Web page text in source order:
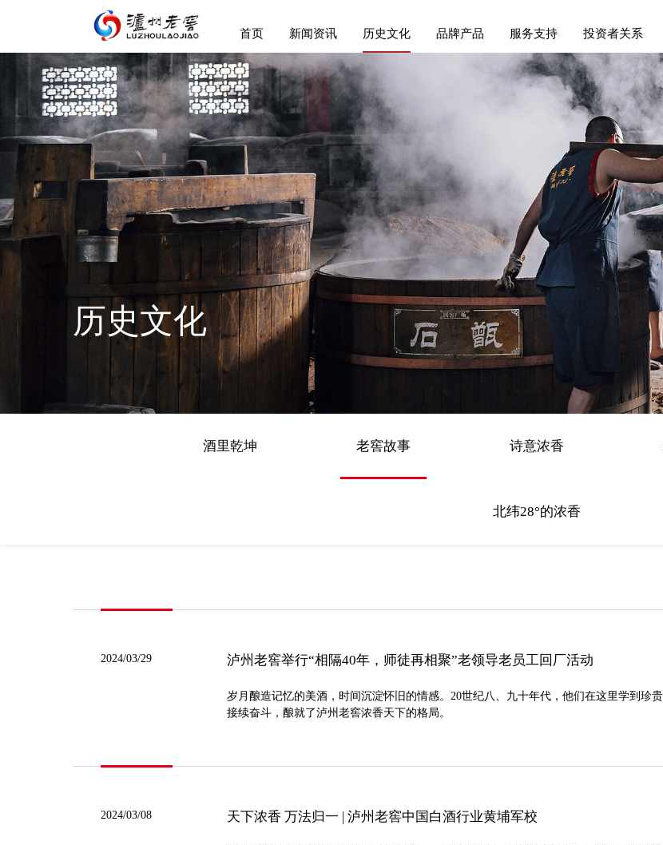
首页 新闻资讯 历史文化 品牌产品 服务支持 投资者关系
历史文化
酒里乾坤 老窖故事 诗意浓香
北纬28°的浓香
2024/03/29 泸州老窖举行“相隔40年，师徒再相聚”老领导老员工回厂活动
岁月酿造记忆的美酒，时间沉淀怀旧的情感。20世纪八、九十年代，他们在这里学到珍
接续奋斗，酿就了泸州老窖浓香天下的格局。
2024/03/08 天下浓香 万法归一 | 泸州老窖中国白酒行业黄埔军校